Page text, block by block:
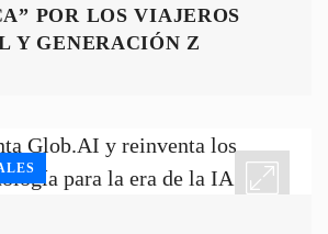
POR LOS VIAJEROS
Y GENERACIÓN Z